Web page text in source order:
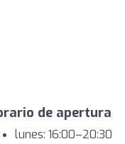
de apertura
lunes: 16:00–20:30